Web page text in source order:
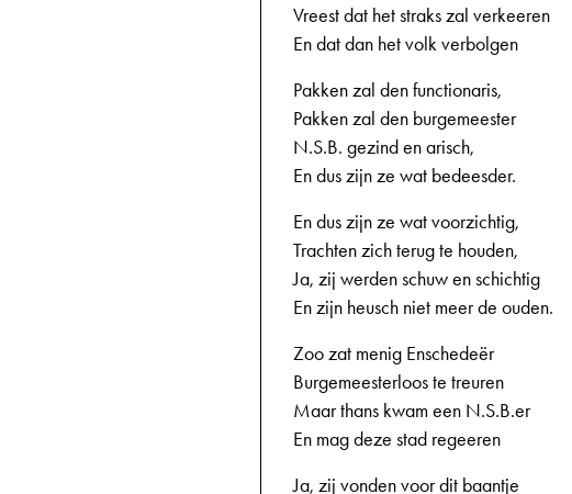
Vreest dat het straks zal verkeeren
En dat dan het volk verbolgen
Pakken zal den functionaris,
Pakken zal den burgemeester
N.S.B. gezind en arisch,
En dus zijn ze wat bedeesder.
En dus zijn ze wat voorzichtig,
Trachten zich terug te houden,
Ja, zij werden schuw en schichtig
En zijn heusch niet meer de ouden.
Zoo zat menig Enschedeër
Burgemeesterloos te treuren
Maar thans kwam een N.S.B.er
En mag deze stad regeeren
Ja, zij vonden voor dit baantje